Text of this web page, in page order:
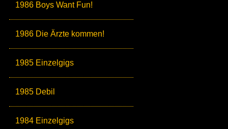
1986 Boys Want Fun!
1986 Die Ärzte kommen!
1985 Einzelgigs
1985 Debil
1984 Einzelgigs